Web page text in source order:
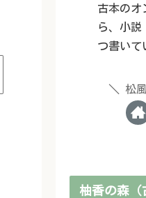
古本のオ
ら、小説
つ書いて
松
柚香の森（